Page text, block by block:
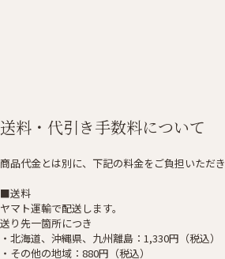
送料・代引き手数料について
商品代金とは別に、下記の料金をご負担いただき
■送料
ヤマト運輸で配送します。
送り先一箇所につき
・北海道、沖縄県、九州離島：1,330円（税込）
・その他の地域：880円（税込）